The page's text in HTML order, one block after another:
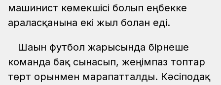
машинист көмекшісі болып еңбекке
араласқанына екі жыл болған еді.
Шағын футбол жарысында бірнеше
команда бақ сынасып, жеңімпаз топтар
төрт орынмен марапатталды. Кәсіподақ